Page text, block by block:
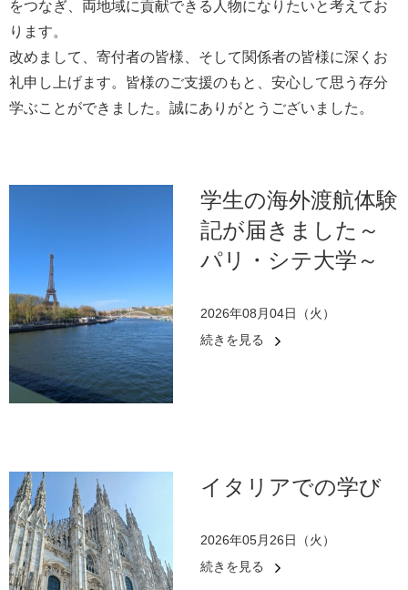
をつなぎ、両地域に貢献できる人物になりたいと考えてお
ります。
改めまして、寄付者の皆様、そして関係者の皆様に深くお
礼申し上げます。皆様のご支援のもと、安心して思う存分
学ぶことができました。誠にありがとうございました。
学生の海外渡航体験
記が届きました～
パリ・シテ大学～
2026年08月04日（火）
続きを見る
イタリアでの学び
2026年05月26日（火）
続きを見る